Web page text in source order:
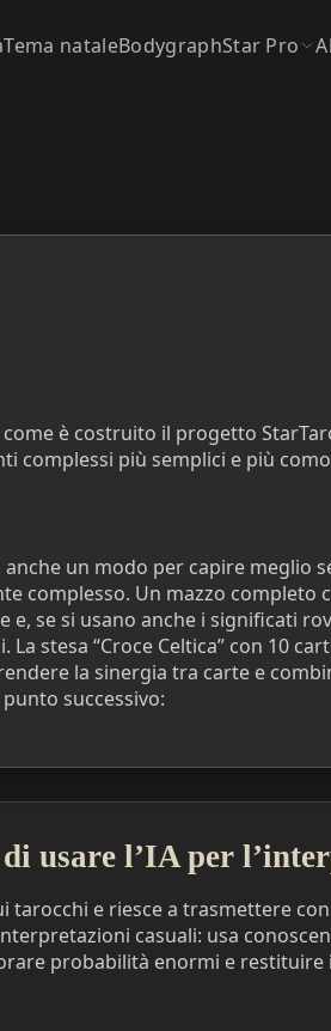
Tema nataleBodygraphStar Pro
è costruito il progetto
complessi più semplici e più
un modo per capire meglio
complesso. Un mazzo completo
se si usano anche i significati
stesa “Croce Celtica” con 10
la sinergia tra carte e
successivo:
usare l’IA per
tarocchi e riesce a trasmettere
casuali: usa
probabilità enormi e